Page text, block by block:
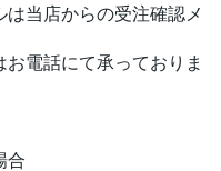
当店からの受注確認メ
電話にて承っておりま
合